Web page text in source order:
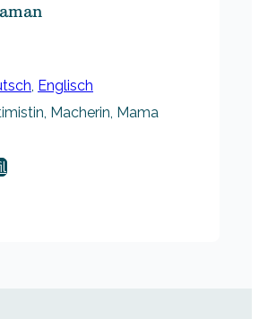
, Englisch
Macherin, Mama